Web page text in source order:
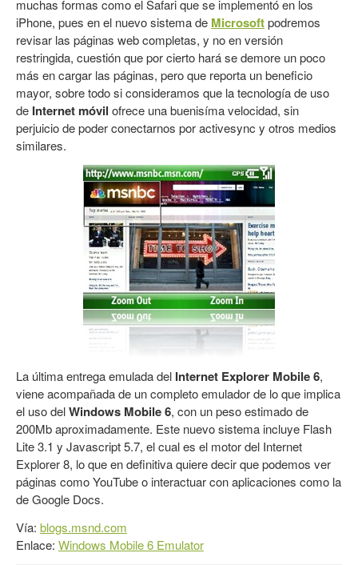
muchas formas como el Safari que se implementó en los
iPhone, pues en el nuevo sistema de Microsoftpodremos
revisar las páginas web completas, y no en versión
restringida, cuestión que por cierto hará se demore un poco
más en cargar las páginas, pero que reporta un beneficio
mayor, sobre todo si consideramos que la tecnología de uso
de Internet móvil ofrece una buenisíma velocidad, sin
perjuicio de poder conectarnos por activesync y otros medios
similares.
La última entrega emulada del Internet Explorer Mobile 6,
viene acompañada de un completo emulador de lo que implica
el uso delWindows Mobile 6, con un peso estimado de
200Mb aproximadamente. Este nuevo sistema incluye Flash
Lite 3.1 y Javascript 5.7, el cual es el motor del Internet
Explorer 8, lo que en definitiva quiere decir que podemos ver
páginas como YouTube o interactuar con aplicaciones como la
de Google Docs.
Vía: blogs.msnd.com
Enlace: Windows Mobile 6 Emulator